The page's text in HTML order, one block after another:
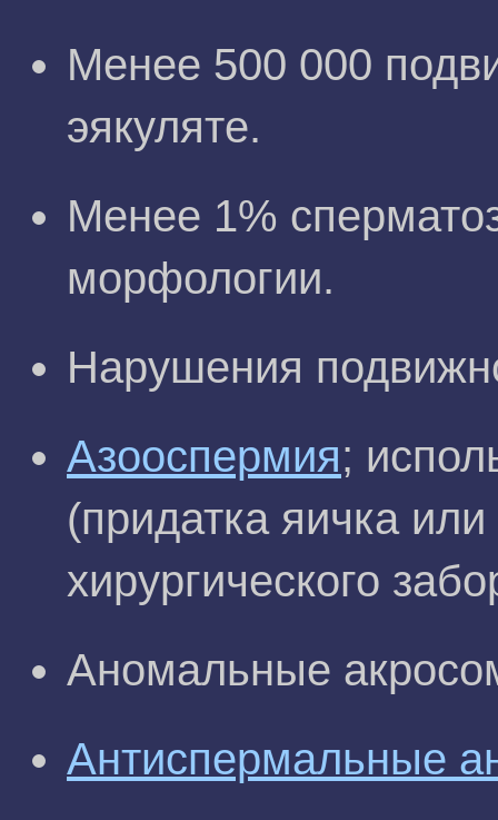
Менее 500 000
эякуляте.
Менее 1%
морфологии.
Нарушения
Азооспермия;
(придатка яичка
хирургического
Аномальные
Антиспермальные